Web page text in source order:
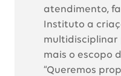
atendimento,
Instituto a
mais o escopo
“Queremos